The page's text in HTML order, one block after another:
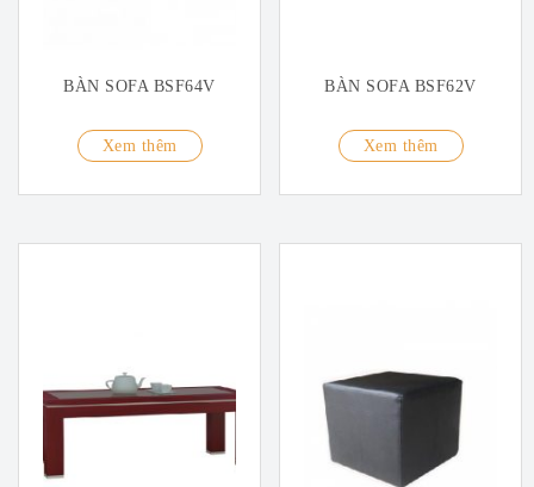
BÀN SOFA BSF64V
Xem thêm
BÀN SOFA BSF62V
Xem thêm